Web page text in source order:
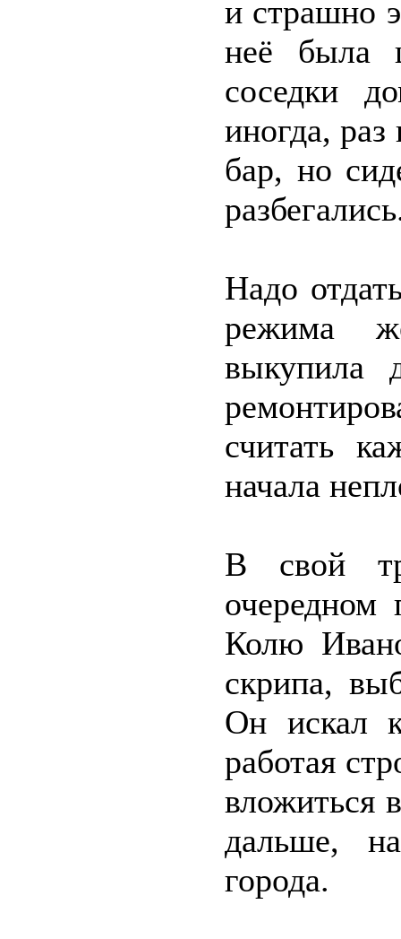
и страшно
неё была
соседки
иногда, раз
бар, но
Надо
режима
выкупила
считать
начала
В свой
очередном
Колю
скрипа,
Он искал
работая
вложиться
дальше,
города.